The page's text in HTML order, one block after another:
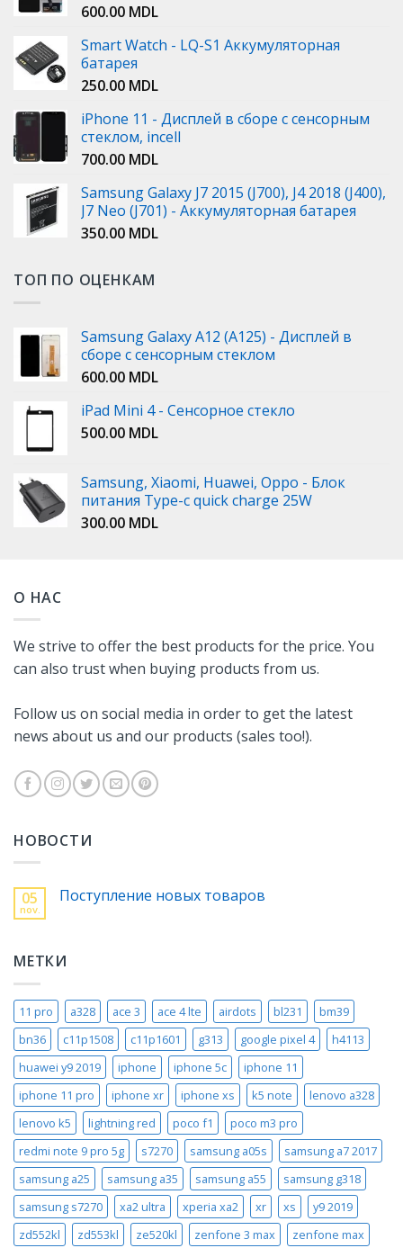
600.00 MDL
Smart Watch - LQ-S1 Аккумуляторная
батарея
250.00 MDL
iPhone 11 - Дисплей в сборе с сенсорным
стеклом, incell
700.00 MDL
Samsung Galaxy J7 2015 (J700), J4 2018 (J400),
J7 Neo (J701) - Аккумуляторная батарея
350.00 MDL
ТОП ПО ОЦЕНКАМ
Samsung Galaxy A12 (A125) - Дисплей в
сборе с сенсорным стеклом
600.00 MDL
iPad Mini 4 - Сенсорное стекло
500.00 MDL
Samsung, Xiaomi, Huawei, Oppo - Блок
питания Type-c quick charge 25W
300.00 MDL
О НАС
We strive to offer the best products for the price. You
can also trust when buying products from us.
Follow us on social media in order to get the latest
news about us and our products (sales too!).
НОВОСТИ
05
nov.
Поступление новых товаров
МЕТКИ
11 pro a328 ace 3 ace 4 lte airdots bl231
bm39
bn36
c11p1508 c11p1601 g313 google pixel 4
h4113
huawei y9 2019
iphone iphone 5c
iphone 11
iphone 11 pro
iphone xr iphone xs k5 note
lenovo a328
lenovo k5
lightning red poco f1
poco m3 pro
redmi note 9 pro 5g
s7270 samsung a05s
samsung a7 2017
samsung a25
samsung a35 samsung a55
samsung g318
samsung s7270
xa2 ultra xperia xa2 xr xs
y9 2019
zd552kl
zd553kl ze520kl zenfone 3 max zenfone max